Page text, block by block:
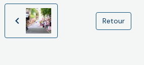
Retour